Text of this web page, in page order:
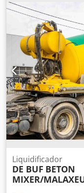
pneus: 425/65R22,5
Peso vazio: 7.720 kg
admissível: 36.000
carroçaria: DE BUF
Liquidificador
DE BUF BETON
MIXER/